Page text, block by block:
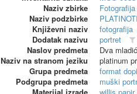
Naziv zbirke
Naziv podzbirke
Književni naziv
fotografija
Dodatak nazivu
portret
Naslov predmeta
Dva
Naziv na stranom jeziku
platinum
Grupa predmeta
format
Podgrupa predmeta
muški